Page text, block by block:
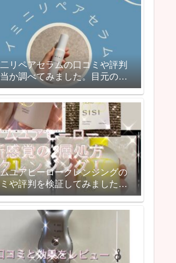
リペアセラムの口コミや評判
か調べてみました。目元のシ
果あり？
ユアヒーロークレンジングの
や評判を検証してみました。
使ってみた効果は？